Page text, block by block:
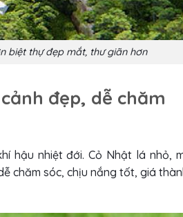
biệt thự đẹp mắt, thư giãn hơn
đẹp, dễ chăm
nhiệt đới. Cỏ Nhật lá nhỏ,
chăm sóc, chịu nắng tốt, giá